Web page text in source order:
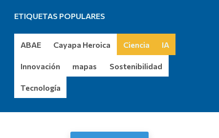
ETIQUETAS POPULARES
ABAE Cayapa Heroica Ciencia IA
Innovación mapas Sostenibilidad
Tecnología